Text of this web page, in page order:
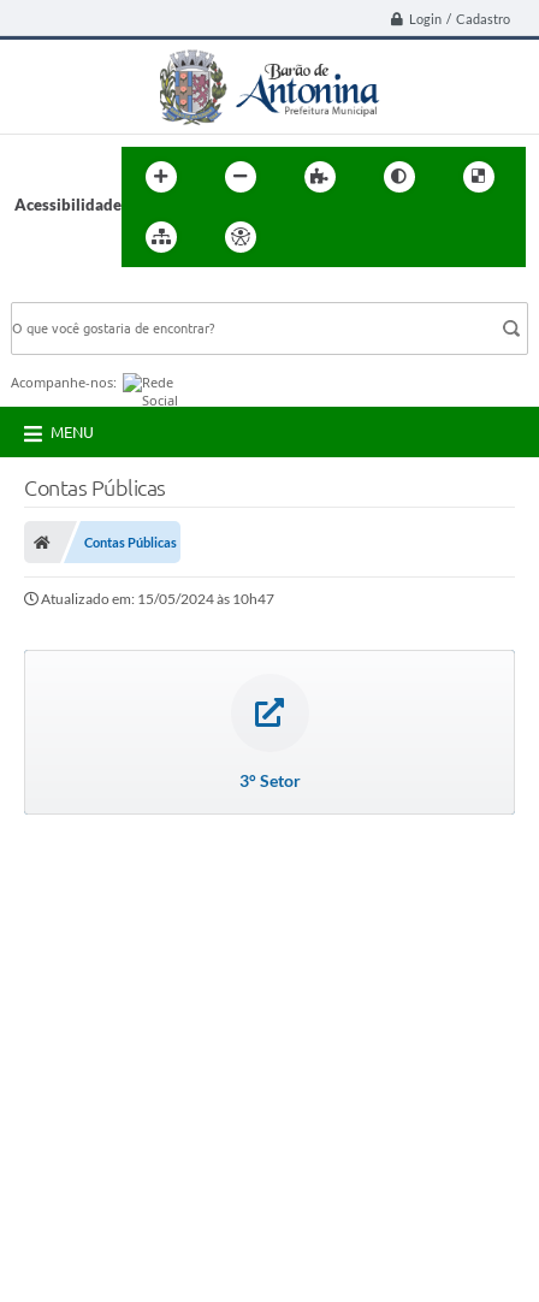
Login / Cadastro
Acessibilidade
Acompanhe-nos:
MENU
Contas Públicas
Contas Públicas
Atualizado em: 15/05/2024 às 10h47
3° Setor